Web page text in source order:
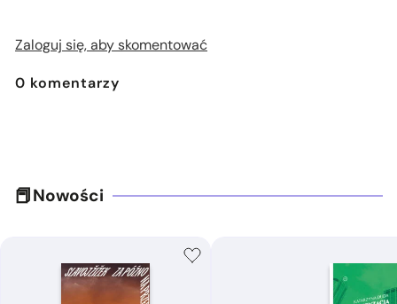
Zaloguj się, aby skomentować
0 komentarzy
Nowości